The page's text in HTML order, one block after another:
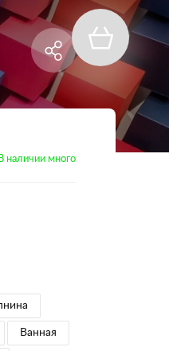
В наличии много
Ванная